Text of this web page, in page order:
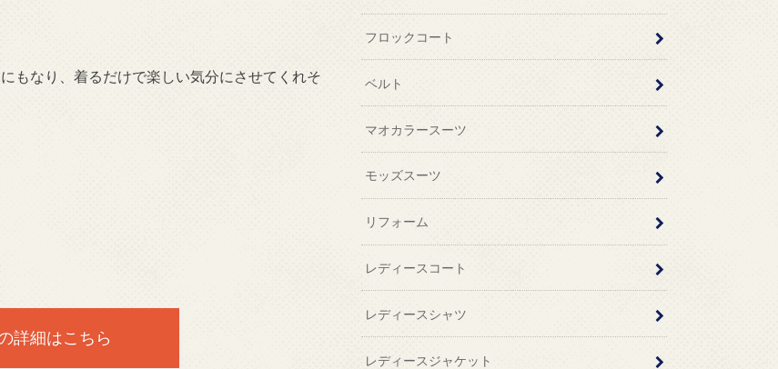
もなり、着るだけで楽しい気分にさせてくれそ
詳細はこちら
フロックコート
ベルト
マオカラースーツ
モッズスーツ
リフォーム
レディースコート
レディースシャツ
レディースジャケット